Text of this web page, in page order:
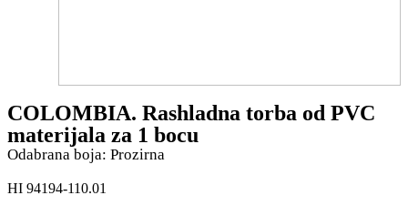
COLOMBIA. Rashladna torba od PVC
materijala za 1 bocu
Odabrana boja: Prozirna
HI 94194-110.01